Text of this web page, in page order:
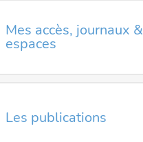
Mes accès, journaux &
espaces
Les publications